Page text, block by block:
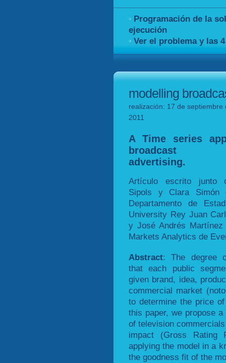
Programación de la
ejecución
Ver el problema y las
modelling
realización: 17 de
2011
A Time series
broadcast
advertising.
Artículo escrito junto
Sipols y Clara Simón
Departamento de
University Rey Juan
y José Andrés
Markets Analytics de
Abstract: The degree
that each public
given brand, idea,
commercial market
to determine the price
this paper, we propose
of television
impact (Gross Rating
applying the model in a
the goodness fit of the